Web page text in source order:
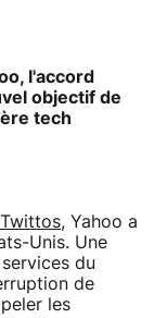
l'accord
objectif de
tech
, Yahoo a
Unis. Une
du
de
les